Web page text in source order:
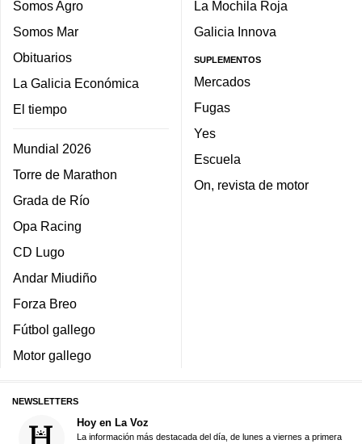
Somos Agro
Somos Mar
Obituarios
La Galicia Económica
El tiempo
Mundial 2026
Torre de Marathon
Grada de Río
Opa Racing
CD Lugo
Andar Miudiño
Forza Breo
Fútbol gallego
Motor gallego
La Mochila Roja
Galicia Innova
SUPLEMENTOS
Mercados
Fugas
Yes
Escuela
On, revista de motor
NEWSLETTERS
Hoy en La Voz
La información más destacada del día, de lunes a viernes a primera